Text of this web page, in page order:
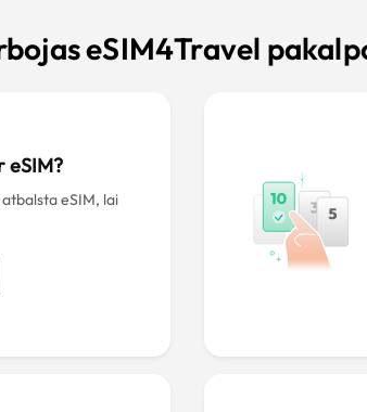
eSIM4Travel
eSIM?
eSIM, lai